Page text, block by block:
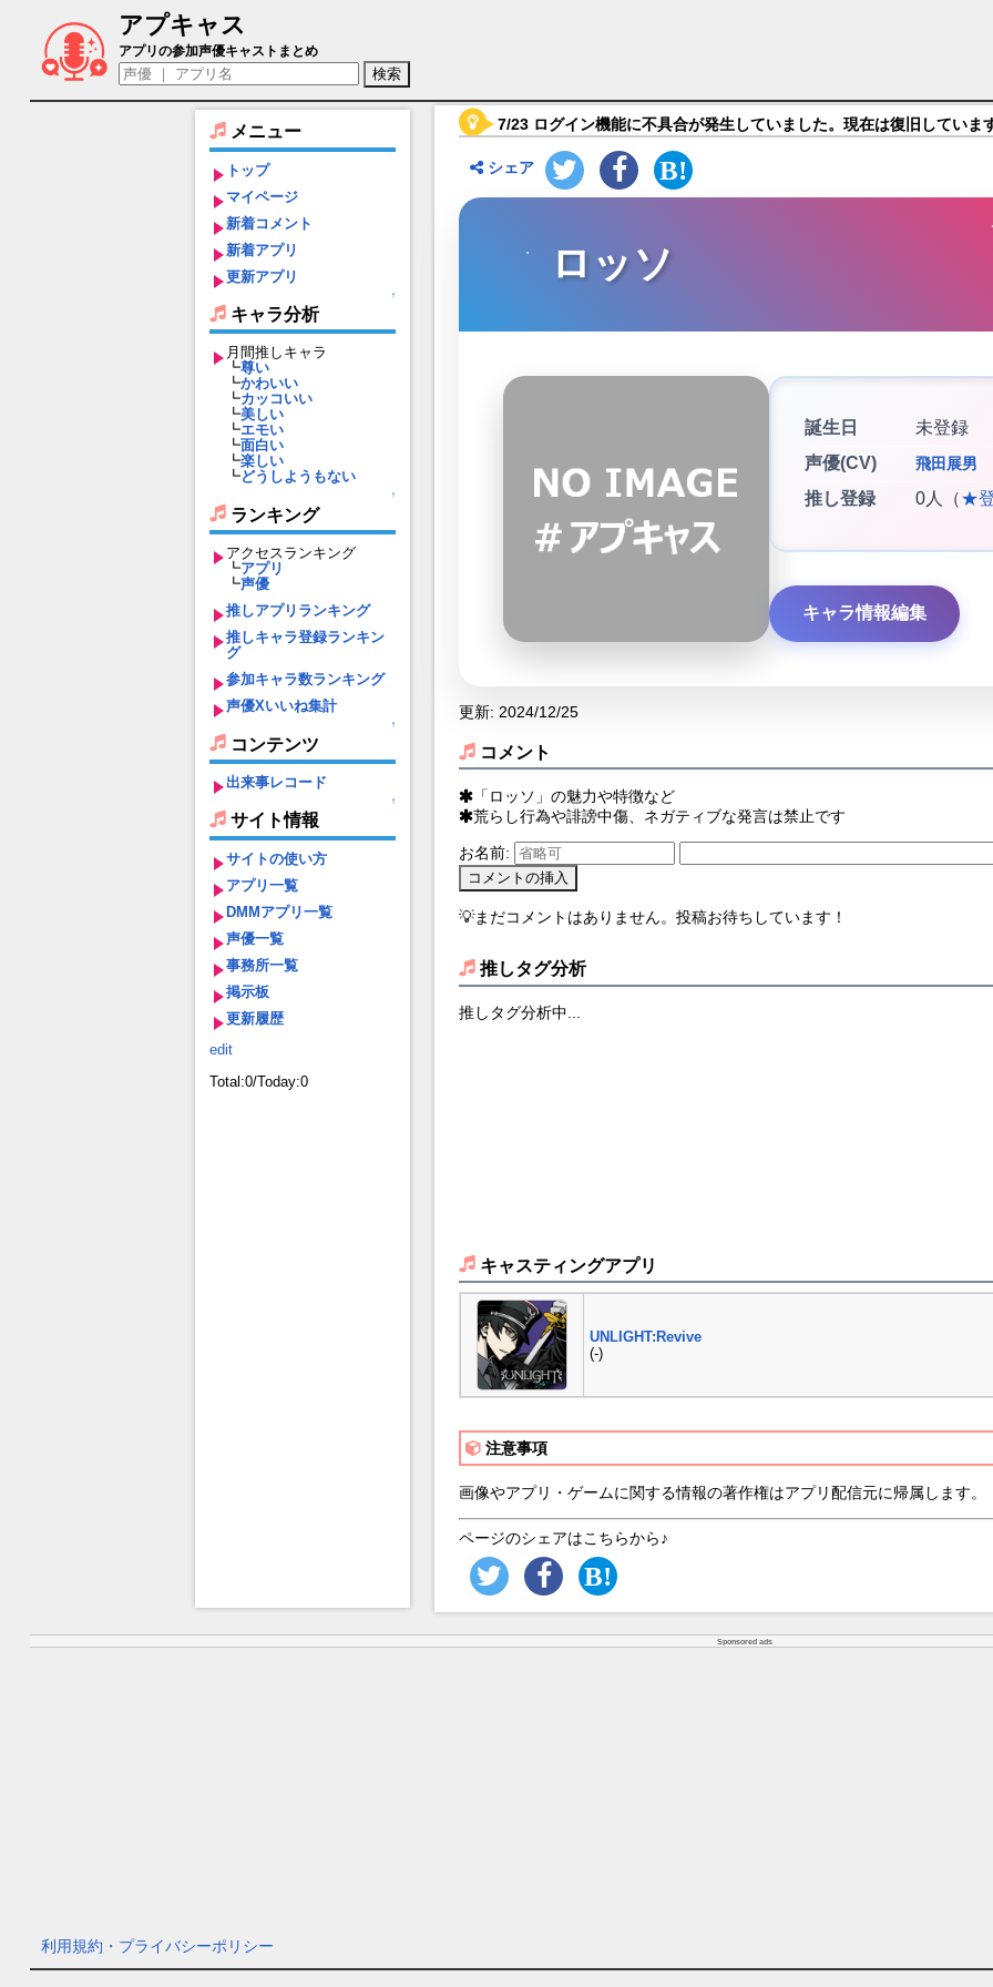
アプキャス
ロッソ（声優：飛田展男)【UNLIGHT:Revive】キャラ紹介
アプリの参加声優キャストまとめ
メニュー
トップ
マイページ
新着コメント
新着アプリ
更新アプリ
↑
キャラ分析
月間推しキャラ
┗尊い
┗かわいい
┗カッコいい
┗美しい
┗エモい
┗面白い
┗楽しい
┗どうしようもない
↑
ランキング
アクセスランキング
┗アプリ
┗声優
推しアプリランキング
推しキャラ登録ランキン
グ
参加キャラ数ランキング
声優Xいいね集計
↑
コンテンツ
出来事レコード
↑
サイト情報
サイトの使い方
アプリ一覧
DMMアプリ一覧
声優一覧
事務所一覧
掲示板
更新履歴
edit
Total:0/Today:0
7/23 ログイン機能に不具合が発生していました。現在は復旧していま
シェア
ロッソ
誕生日
未登録
声優(CV)
飛田展男
推し登録 0人（★
キャラ情報編集
更新: 2024/12/25
コメント
「ロッソ」の魅力や特徴など
荒らし行為や誹謗中傷、ネガティブな発言は禁止です
お名前:
💡まだコメントはありません。投稿お待ちしています！
推しタグ分析
推しタグ分析中...
キャスティングアプリ
UNLIGHT:Revive
(-)
注意事項
画像やアプリ・ゲームに関する情報の著作権はアプリ配信元に帰属します。
ページのシェアはこちらから♪
Sponsored ads
利用規約・プライバシーポリシー